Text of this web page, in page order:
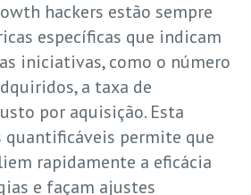
hackers estão sempre
específicas que indicam
iniciativas, como o número
a taxa de
por aquisição. Esta
quantificáveis permite que
rapidamente a eficácia
e façam ajustes